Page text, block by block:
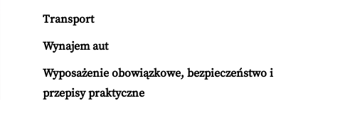
Transport
Wynajem aut
Wyposażenie obowiązkowe, bezpieczeństwo i
przepisy praktyczne